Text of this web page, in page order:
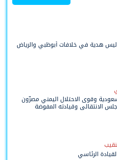
ليس هدية في خلافات أبوظبي والرياض
وقوى الاحتلال اليمني مصرّون
الانتقالي وقيادته المفوضة
الرئاسي